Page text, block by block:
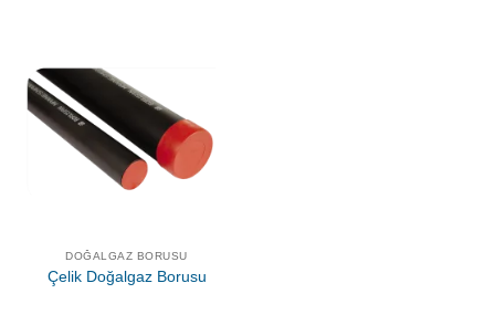
DOĞALGAZ BORUSU
Çelik Doğalgaz Borusu